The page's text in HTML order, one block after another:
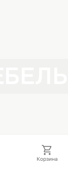
Корзина